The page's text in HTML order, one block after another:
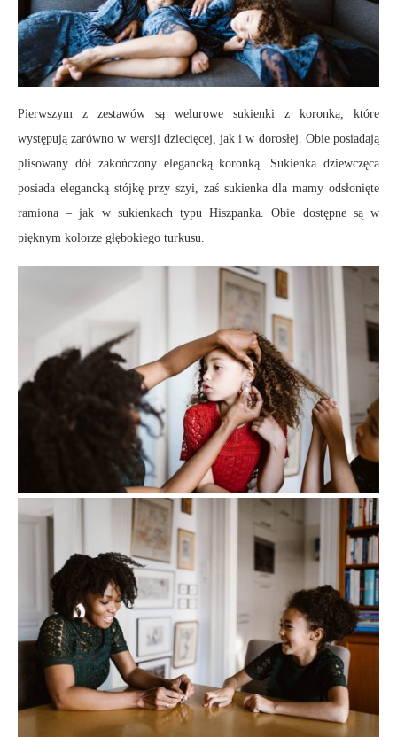
Pierwszym z zestawów są welurowe sukienki z koronką, które
występują zarówno w wersji dziecięcej, jak i w dorosłej. Obie posiadają
plisowany dół zakończony elegancką koronką. Sukienka dziewczęca
posiada elegancką stójkę przy szyi, zaś sukienka dla mamy odsłonięte
ramiona – jak w sukienkach typu Hiszpanka. Obie dostępne są w
pięknym kolorze głębokiego turkusu.